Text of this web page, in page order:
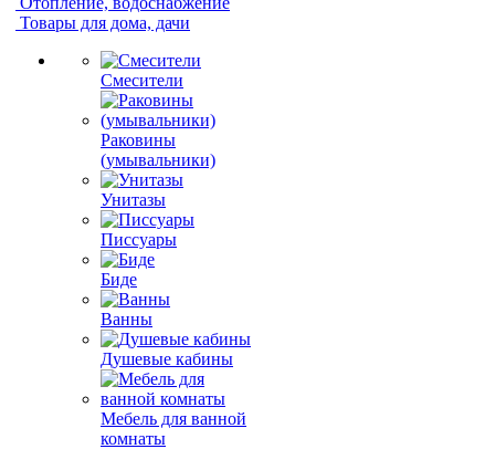
Товары для дома, дачи
Смесители
Раковины
(умывальники)
Унитазы
Писсуары
Биде
Ванны
Душевые кабины
Мебель для ванной
комнаты